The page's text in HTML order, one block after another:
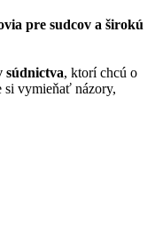
pre sudcov a širokú
súdnictva, ktorí chcú o
si vymieňať názory,